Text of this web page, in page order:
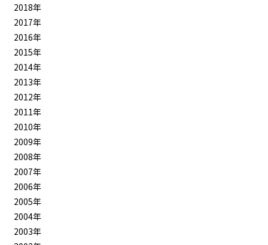
2018年
2017年
2016年
2015年
2014年
2013年
2012年
2011年
2010年
2009年
2008年
2007年
2006年
2005年
2004年
2003年